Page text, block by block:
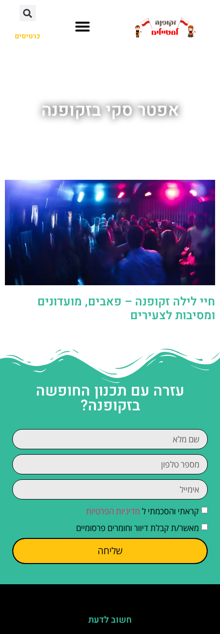
כרטיסים
אפטר סקי בזקופנה
חיי לילה זקופנה – פאבים, מועדונים
ומסיבות לצעירים
עזרה עם תכנון החופשה
בזקופנה?
קראתי והסכמתי ל מדיניות הפרטיות
מאשר/ת קבלת דיוור וחומרים פרסומיים
שליחה
חשוב לדעת